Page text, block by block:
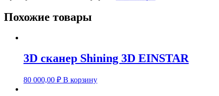
3D
Похожие товары
3D сканер Shining 3D EINSTAR
80 000,00 ₽ В корзину